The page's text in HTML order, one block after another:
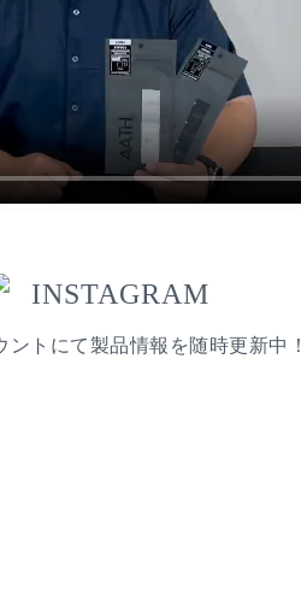
INSTAGRAM
ントにて製品情報を随時更新中！